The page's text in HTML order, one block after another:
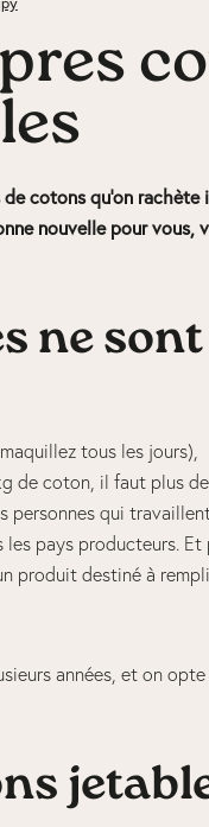
cotons qu’on rachète
nouvelle pour vous,
ne sont
tous les jours),
de coton, il faut plus
personnes qui
les pays producteurs.
produit destiné à
années, et on